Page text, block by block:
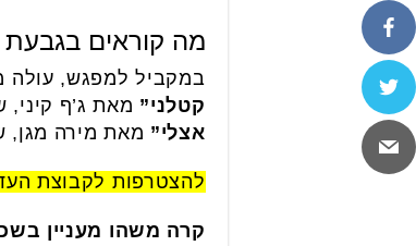
מה קוראים
במקביל למפגש, עולה
קטלני” מאת ג’ף קיני, שהושאל 162 פעמים. בגזרת הספרות
אצלי” מאת מירה מגן, שהושאל 92 פעמים
להצטרפות לקבוצת
קרה משהו מעניין